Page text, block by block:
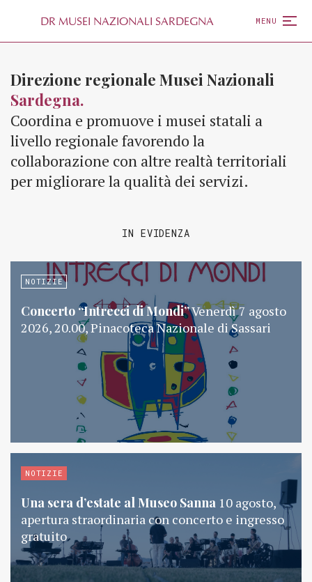
DR MUSEI NAZIONALI SARDEGNA MENU
Direzione regionale Musei Nazionali
Sardegna.
Coordina e promuove i musei statali a
livello regionale favorendo la
collaborazione con altre realtà territoriali
per migliorare la qualità dei servizi.
IN EVIDENZA
NOTIZIE
Concerto “Intrecci di Mondi”Venerdì 7 agosto
2026, 20.00, Pinacoteca Nazionale di Sassari
NOTIZIE
Una sera d’estate al Museo Sanna 10 agosto,
apertura straordinaria con concerto e ingresso
gratuito